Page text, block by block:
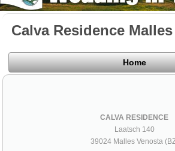
Calva Residence
Home
CALVA RESIDENCE
Laatsch 140
39024 Malles Venosta